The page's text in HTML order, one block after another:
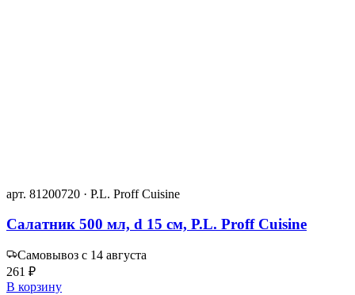
арт. 81200720 · P.L. Proff Cuisine
Салатник 500 мл, d 15 см, P.L. Proff Cuisine
Самовывоз с 14 августа
261 ₽
В корзину